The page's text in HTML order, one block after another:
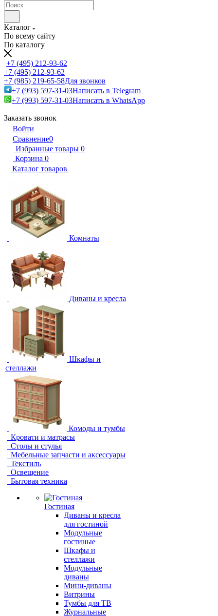
Каталог
По всему сайту
По каталогу
+7 (495) 212-93-62
+7 (495) 212-93-62
+7 (985) 219-65-58Для звонков
+7 (993) 597-31-03Написать в Telegram
+7 (993) 597-31-03Написать в WhatsApp
Заказать звонок
Войти
Сравнение0
Избранные товары 0
Корзина 0
Каталог товаров
Комнаты
Диваны и кресла
Шкафы и
стеллажи
Комоды и тумбы
Кровати и матрасы
Столы и стулья
Мебельные запчасти и аксессуары
Текстиль
Освещение
Бытовая техника
Гостиная
Диваны и кресла
для гостиной
Модульные
гостиные
Шкафы и
стеллажи
Модульные
диваны
Мини-диваны
Витрины
Тумбы для ТВ
Журнальные